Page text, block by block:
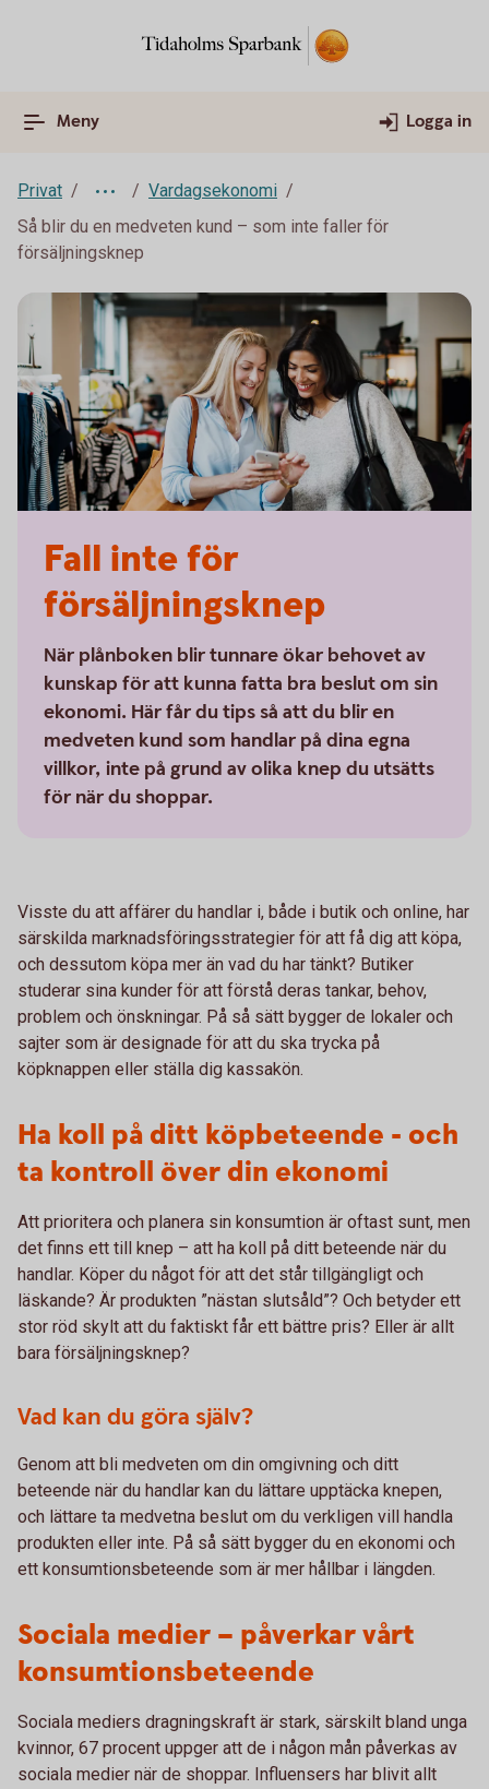
Meny Logga in
Privat
Vardagsekonomi
Så blir du en medveten kund – som inte faller för
försäljningsknep
Fall inte för
försäljningsknep
När plånboken blir tunnare ökar behovet av
kunskap för att kunna fatta bra beslut om sin
ekonomi. Här får du tips så att du blir en
medveten kund som handlar på dina egna
villkor, inte på grund av olika knep du utsätts
för när du shoppar.
Visste du att affärer du handlar i, både i butik och online, har
särskilda marknadsföringsstrategier för att få dig att köpa,
och dessutom köpa mer än vad du har tänkt? Butiker
studerar sina kunder för att förstå deras tankar, behov,
problem och önskningar. På så sätt bygger de lokaler och
sajter som är designade för att du ska trycka på
köpknappen eller ställa dig kassakön.
Ha koll på ditt köpbeteende - och
ta kontroll över din ekonomi
Att prioritera och planera sin konsumtion är oftast sunt, men
det finns ett till knep – att ha koll på ditt beteende när du
handlar. Köper du något för att det står tillgängligt och
läskande? Är produkten ”nästan slutsåld”? Och betyder ett
stor röd skylt att du faktiskt får ett bättre pris? Eller är allt
bara försäljningsknep?
Vad kan du göra själv?
Genom att bli medveten om din omgivning och ditt
beteende när du handlar kan du lättare upptäcka knepen,
och lättare ta medvetna beslut om du verkligen vill handla
produkten eller inte. På så sätt bygger du en ekonomi och
ett konsumtionsbeteende som är mer hållbar i längden.
Sociala medier – påverkar vårt
konsumtionsbeteende
Sociala mediers dragningskraft är stark, särskilt bland unga
kvinnor, 67 procent uppger att de i någon mån påverkas av
sociala medier när de shoppar. Influensers har blivit allt